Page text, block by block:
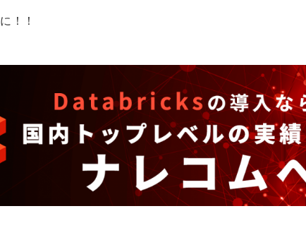
！！